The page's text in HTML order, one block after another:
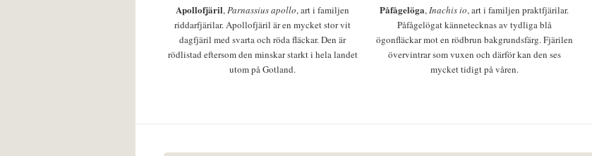
Apollofjäril,Parnassius apollo, art i familjen
riddarfjärilar. Apollofjäril är en mycket stor vit
dagfjäril med svarta och röda fläckar. Den är
rödlistad eftersom den minskar starkt i hela landet
utom på Gotland.
Påfågelöga,Inachis io, art i familjen praktfjärilar.
Påfågelögat kännetecknas av tydliga blå
ögonfläckar mot en rödbrun bakgrundsfärg. Fjärilen
övervintrar som vuxen och därför kan den ses
mycket tidigt på våren.